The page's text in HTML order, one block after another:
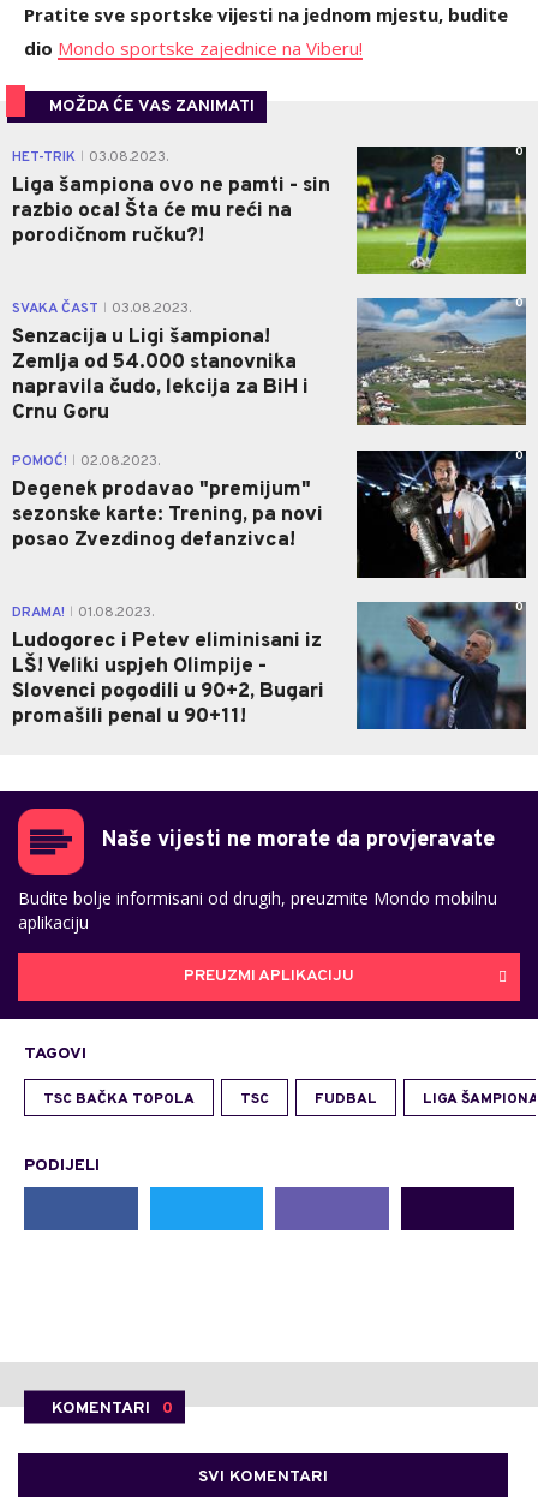
Pratite sve sportske vijesti na jednom mjestu, budite
dio Mondo sportske zajednice na Viberu!
MOŽDA ĆE VAS ZANIMATI
HET-TRIK 03.08.2023.
Liga šampiona ovo ne pamti - sin
razbio oca! Šta će mu reći na
porodičnom ručku?!
0
SVAKA ČAST 03.08.2023.
Senzacija u Ligi šampiona!
Zemlja od 54.000 stanovnika
napravila čudo, lekcija za BiH i
Crnu Goru
0
POMOĆ! 02.08.2023.
Degenek prodavao "premijum"
sezonske karte: Trening, pa novi
posao Zvezdinog defanzivca!
0
DRAMA! 01.08.2023.
Ludogorec i Petev eliminisani iz
LŠ! Veliki uspjeh Olimpije -
Slovenci pogodili u 90+2, Bugari
promašili penal u 90+11!
0
Naše vijesti ne morate da provjeravate
Budite bolje informisani od drugih, preuzmite Mondo mobilnu
aplikaciju
PREUZMI APLIKACIJU
TAGOVI
TSC BAČKA TOPOLA TSC FUDBAL LIGA ŠAMPIONA
PODIJELI
KOMENTARI 0
SVI KOMENTARI